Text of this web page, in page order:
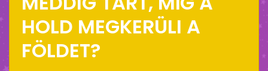
HOLD MEGKERÜLI A
FÖLDET?